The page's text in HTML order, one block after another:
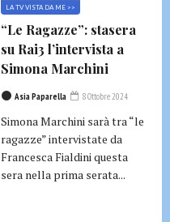
LA TV VISTA DA ME >>
“Le Ragazze”: stasera
su Rai3 l’intervista a
Simona Marchini
Asia Paparella 8 Ottobre 2024
Simona Marchini sarà tra “le
ragazze” intervistate da
Francesca Fialdini questa
sera nella prima serata...